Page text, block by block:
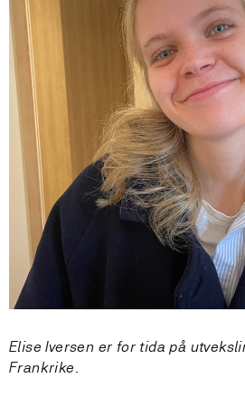
Elise Iversen er for tida på
Frankrike.